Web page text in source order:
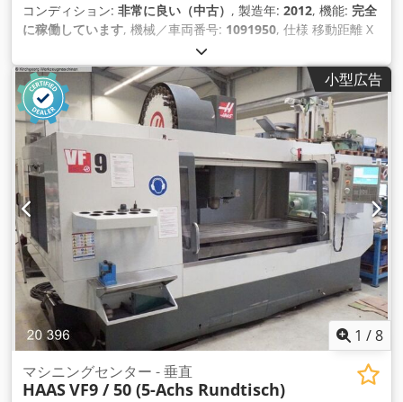
コンディション: 非常に良い（中古） , 製造年: 2012, 機能: 完全
に稼働しています, 機械／車両番号: 1091950, 仕様 移動距離 X
軸ストローク 1626mm Y軸ストローク 813mm Z軸ストローク
762mm 主軸端からテーブルまで（最大）889mm 主軸端から
テーブルまで（最小）127mm テーブル 長さ 1626mm テーブ
ル幅 711mm T スロット幅 16mm Tスロット中心距離 125mm
標準Tスロット数 5 最大重量テーブル重量 1814kg Dedot
Dmmvopfx Alyock スピンドル 最大定格22.4kW 最高回転数
7500rpm 最大トルク 610Nm/500rpm 駆動方式 2速ギアヘッ
ド テーパーBT50 ベアリング潤滑 エア/オイルインジェクショ
ン 冷却 液体冷却 送り速度 ラピッドX 13.7m/分 Yラピッド
15.2m/分 Zラピッド 15.2m/分 最大切削送り速度 12.7m/min
軸モーター 最大推力 X 24910N 最大推力 Y 24910N 最大推力 Z
24910N ツールチェンジャー 容量 30 最大工具径（隣接工具が
空の場合） 254mm 最大工具径（フル） 102mm 工具最大長
（ゲージラインから） 406mm 最大工具重量 13.6kg 工具間距
離（平均） 4.2秒 チップ間（平均）6.3秒 一般 所要空気量
113l/min、6.9 bar 重量 10,206Kg 機械装備 スルースピンドル
クーラント スワーフオーガー リジッドタッピング ハードドラ
イブ 照明 密閉ガード
小型広告
1 /8
マシニングセンター - 垂直
HAASVF9 / 50 (5-Achs Rundtisch)